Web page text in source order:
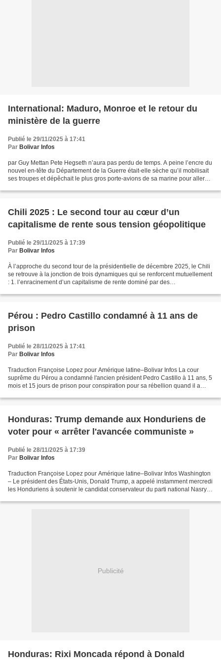
International: Maduro, Monroe et le retour du
ministère de la guerre
Publié le 29/11/2025 à 17:41
Par Bolivar Infos
par Guy Mettan Pete Hegseth n’aura pas perdu de temps. A peine l’encre du
nouvel en-tête du Département de la Guerre était-elle sèche qu’il mobilisait
ses troupes et dépêchait le plus gros porte-avions de sa marine pour aller
Chili 2025 : Le second tour au cœur d’un
capitalisme de rente sous tension géopolitique
Publié le 29/11/2025 à 17:39
Par Bolivar Infos
À l’approche du second tour de la présidentielle de décembre 2025, le Chili
se retrouve à la jonction de trois dynamiques qui se renforcent mutuellement
: 1. l’enracinement d’un capitalisme de rente dominé par des
Pérou : Pedro Castillo condamné à 11 ans de
prison
Publié le 28/11/2025 à 17:41
Par Bolivar Infos
Traduction Françoise Lopez pour Amérique latine–Bolivar Infos La cour
suprême du Pérou a condamné l'ancien président Pedro Castillo à 11 ans, 5
mois et 15 jours de prison pour conspiration pour sa rébellion quand il a
Honduras: Trump demande aux Honduriens de
voter pour « arrêter l'avancée communiste »
Publié le 28/11/2025 à 17:39
Par Bolivar Infos
Traduction Françoise Lopez pour Amérique latine–Bolivar Infos Washington
– Le président des États-Unis, Donald Trump, a appelé instamment mercredi
les Honduriens à soutenir le candidat conservateur du parti national Nasry
Publicité
Honduras: Rixi Moncada répond à Donald